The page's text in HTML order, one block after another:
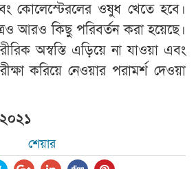
কোলেস্টেরলের ওষুধ খেতে হবে।
আরও কিছু পরিবর্তন করা হয়েছে।
অস্বস্তি এড়িয়ে না যাওয়া এবং
করিয়ে নেওয়ার পরামর্শ দেওয়া
শেয়ার